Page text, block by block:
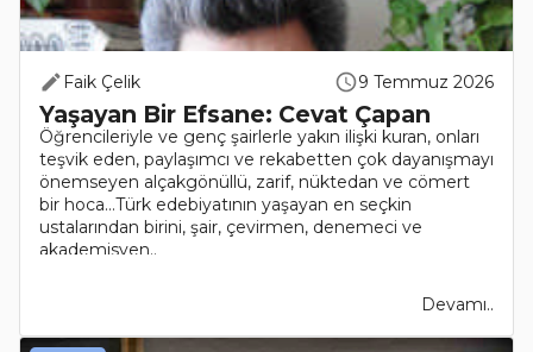
Faik Çelik 9 Temmuz 2026
Yaşayan Bir Efsane: Cevat Çapan
Öğrencileriyle ve genç şairlerle yakın ilişki kuran, onları
teşvik eden, paylaşımcı ve rekabetten çok dayanışmayı
önemseyen alçakgönüllü, zarif, nüktedan ve cömert
bir hoca…Türk edebiyatının yaşayan en seçkin
ustalarından birini, şair, çevirmen, denemeci ve
akademisyen..
Devamı..